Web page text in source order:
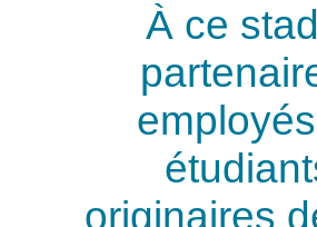
À ce
originaires